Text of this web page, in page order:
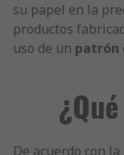
su papel en la
productos
uso de un patrón
De acuerdo con la